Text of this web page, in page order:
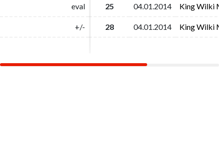
eval 25 04.01.2014 King Wilki
+/- 28 04.01.2014 King Wilki
eval 25 04.01.2014 King Wilki
+/- 28 04.01.2014 King Wilki